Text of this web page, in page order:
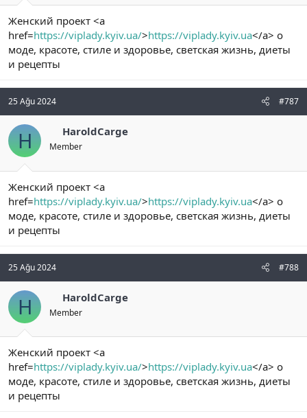
Женский проект <a
href=https://viplady.kyiv.ua/>https://viplady.kyiv.ua</a> о
моде, красоте, стиле и здоровье, светская жизнь, диеты
и рецепты
25 Ağu 2024 #787
H HaroldCarge
Member
Женский проект <a
href=https://viplady.kyiv.ua/>https://viplady.kyiv.ua</a> о
моде, красоте, стиле и здоровье, светская жизнь, диеты
и рецепты
25 Ağu 2024 #788
H HaroldCarge
Member
Женский проект <a
href=https://viplady.kyiv.ua/>https://viplady.kyiv.ua</a> о
моде, красоте, стиле и здоровье, светская жизнь, диеты
и рецепты